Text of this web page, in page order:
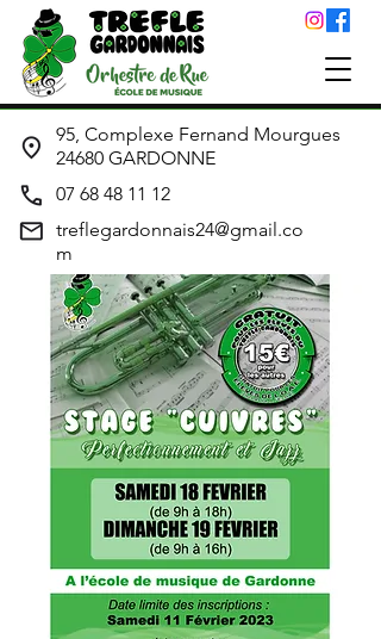
95, Complexe Fernand Mourgues
24680 GARDONNE
07 68 48 11 12
treflegardonnais24@gmail.co
m